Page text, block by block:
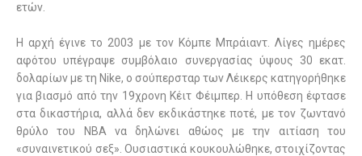
ετών.
Η αρχή έγινε το 2003 με τον Κόμπε Μπράιαντ. Λίγες ημέρες
αφότου υπέγραψε συμβόλαιο συνεργασίας ύψους 30 εκατ.
δολαρίων με τη Nike, ο σούπερσταρ των Λέικερς κατηγορήθηκε
για βιασμό από την 19χρονη Κέιτ Φέιμπερ. Η υπόθεση έφτασε
στα δικαστήρια, αλλά δεν εκδικάστηκε ποτέ, με τον ζωντανό
θρύλο του NBA να δηλώνει αθώος με την αιτίαση του
«συναινετικού σεξ». Ουσιαστικά κουκουλώθηκε, στοιχίζοντας